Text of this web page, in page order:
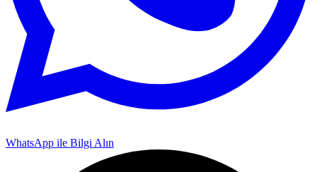
WhatsApp ile Bilgi Alın